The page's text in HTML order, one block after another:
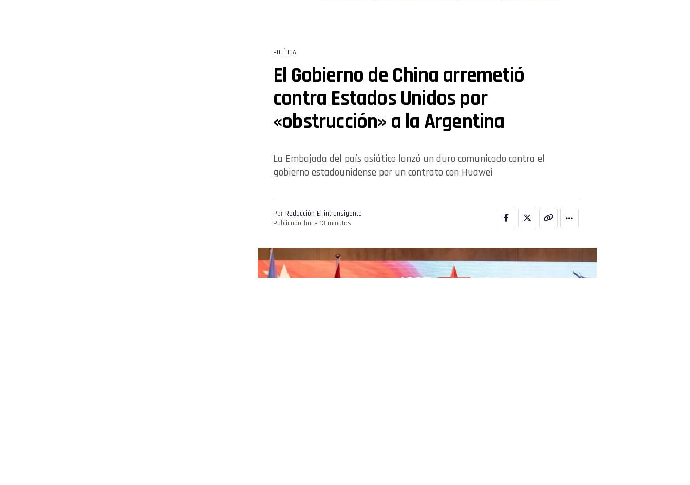
POLÍTICA
El Gobierno de China arremetió
contra Estados Unidos por
«obstrucción» a la Argentina
La Embajada del país asiático lanzó un duro comunicado contra el
gobierno estadounidense por un contrato con Huawei
Por Redacción El intransigente
Publicado hace 13 minutos